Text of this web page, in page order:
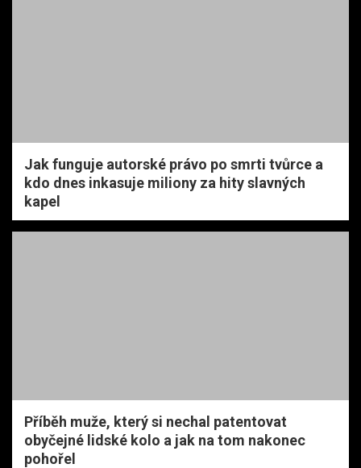
Jak funguje autorské právo po smrti tvůrce a
kdo dnes inkasuje miliony za hity slavných
kapel
Příběh muže, který si nechal patentovat
obyčejné lidské kolo a jak na tom nakonec
pohořel